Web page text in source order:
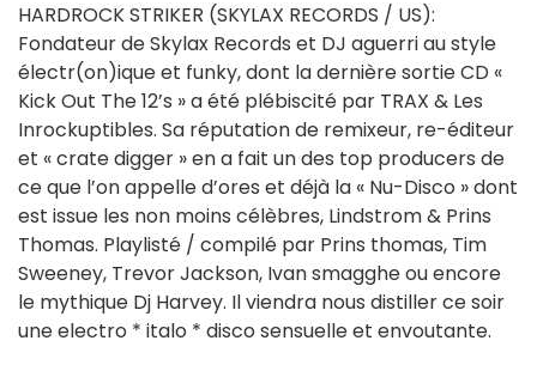
HARDROCK STRIKER (SKYLAX RECORDS / US):
Fondateur de Skylax Records et DJ aguerri au style
électr(on)ique et funky, dont la dernière sortie CD «
Kick Out The 12’s » a été plébiscité par TRAX & Les
Inrockuptibles. Sa réputation de remixeur, re-éditeur
et « crate digger » en a fait un des top producers de
ce que l’on appelle d’ores et déjà la « Nu-Disco » dont
est issue les non moins célèbres, Lindstrom & Prins
Thomas. Playlisté / compilé par Prins thomas, Tim
Sweeney, Trevor Jackson, Ivan smagghe ou encore
le mythique Dj Harvey. Il viendra nous distiller ce soir
une electro * italo * disco sensuelle et envoutante.